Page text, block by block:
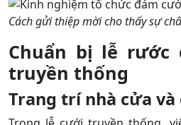
Cách gửi thiệp mời cho thấy sự
Chuẩn bị lễ rước
truyền thống
Trang trí nhà cửa và